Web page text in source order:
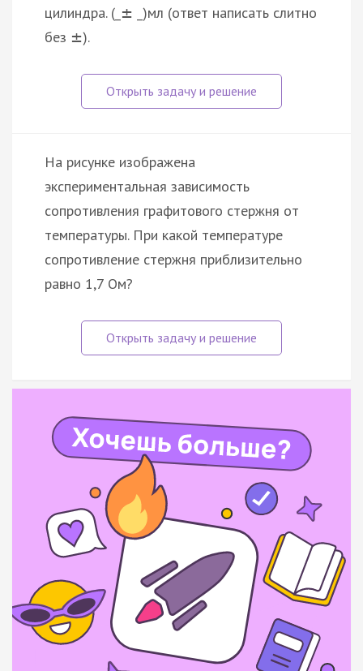
цилиндра. (_ ± _)мл (ответ написать слитно
без ±).
На рисунке изображена
экспериментальная зависимость
сопротивления графитового стержня от
температуры. При какой температуре
сопротивление стержня приблизительно
равно 1,7 Ом?